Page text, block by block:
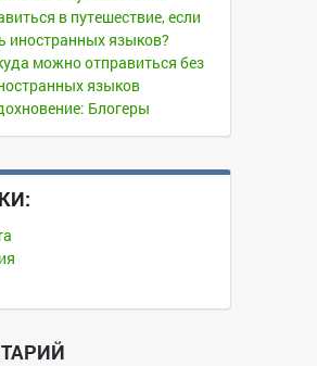
в путешествие, если
иностранных языков?
можно отправиться без
языков
Блогеры